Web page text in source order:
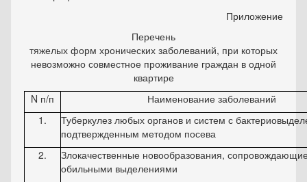
Приложение
Перечень
тяжелых форм хронических заболеваний, при которых
невозможно совместное проживание граждан в одной
квартире
N п/п
Наименование заболеваний
1.
Туберкулез любых органов и систем с
подтвержденным методом посева
2.
Злокачественные новообразования,
обильными выделениями